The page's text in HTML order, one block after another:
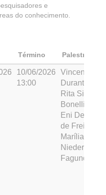
e
do conhecimento.
Término Palestrante
10/06/2026
13:00
Vincenzo
Durante,
Rita Simões
Bonelli, Dra.
Eni Devay
de Freitas e
Marília
Niedermayer
Fagundes